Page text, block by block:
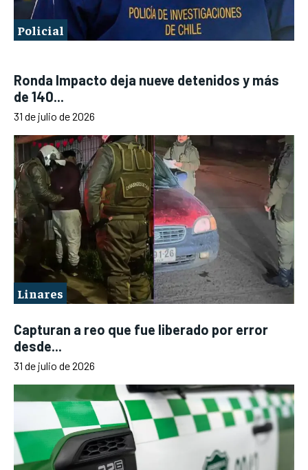
Policial
Ronda Impacto deja nueve detenidos y más
de 140...
31 de julio de 2026
Linares
Capturan a reo que fue liberado por error
desde...
31 de julio de 2026